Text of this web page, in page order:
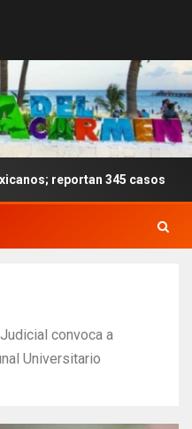
345 casos
convoca a
Universitario